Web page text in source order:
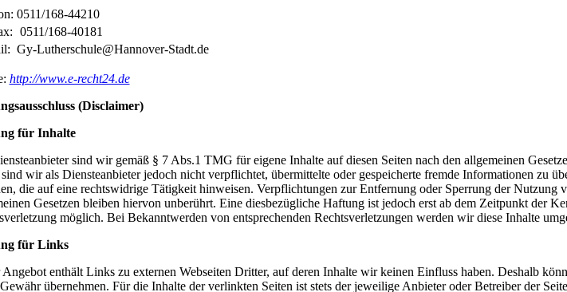
0511/168-44210
0511/168-40181
Gy-Lutherschule@Hannover-Stadt.de
http://www.e-recht24.de
(Disclaimer)
für Inhalte
sind wir gemäß § 7 Abs.1 TMG für eigene Inhalte auf diesen Seiten nach den allgemeinen
wir als Diensteanbieter jedoch nicht verpflichtet, übermittelte oder gespeicherte fremde Informationen zu
die auf eine rechtswidrige Tätigkeit hinweisen. Verpflichtungen zur Entfernung oder Sperrung der Nutzung
Gesetzen bleiben hiervon unberührt. Eine diesbezügliche Haftung ist jedoch erst ab dem Zeitpunkt der
möglich. Bei Bekanntwerden von entsprechenden Rechtsverletzungen werden wir diese Inhalte
für Links
Angebot enthält Links zu externen Webseiten Dritter, auf deren Inhalte wir keinen Einfluss haben. Deshalb
übernehmen. Für die Inhalte der verlinkten Seiten ist stets der jeweilige Anbieter oder Betreiber der